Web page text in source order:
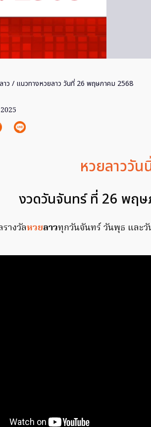
าว / แนวทางหวยลาว วันที่ 26 พฤษภาคม 2568
หวยลาววัน
งวดวันจันทร์ ที่ 26 พฤ
างวัลหวยลาวทุกวันจันทร์ วันพุธ และวั